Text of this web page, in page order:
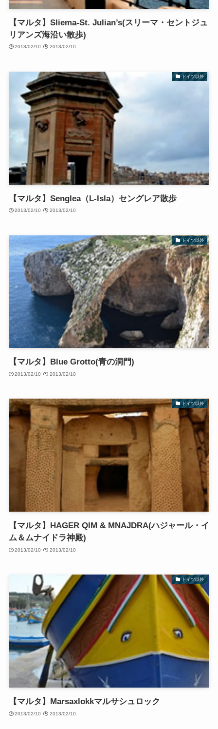
【マルタ】Sliema-St. Julian’s(スリーマ・セントジュ
リアンズ海沿い散歩)
2013/02/10 2013/02/10
ドイツ以外
【マルタ】Senglea（L-Isla）セングレア散歩
2013/02/10 2013/02/10
ドイツ以外
【マルタ】Blue Grotto(青の洞門)
2013/02/10 2013/02/10
ドイツ以外
【マルタ】HAGER QIM & MNAJDRA(ハジャール・イ
ム＆ムナイドラ神殿)
2013/02/10 2013/02/10
ドイツ以外
【マルタ】Marsaxlokkマルサシュロック
2013/02/10 2013/02/10